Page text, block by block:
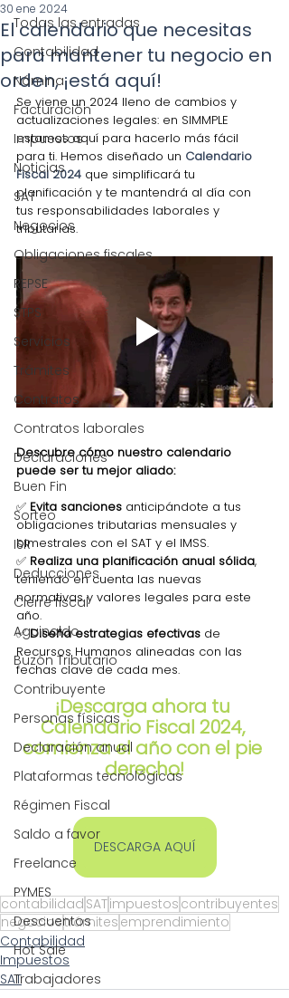
Todas las entradas
Contabilidad
Nómina
Facturación
Impuestos
Noticias
SAT
Negocios
Obligaciones fiscales
REPSE
STPS
Servicios
Trámites
Contratos
Contratos laborales
Declaraciones
Buen Fin
Sorteo
ISR
Deducciones
Cierre fiscal
Aguinaldo
Buzón Tributario
Contribuyente
Personas físicas
Declaración anual
Plataformas tecnológicas
Régimen Fiscal
Saldo a favor
Freelance
PYMES
Descuentos
Hot Sale
Trabajadores
El calendario que necesitas
para mantener tu negocio en
orden, ¡está aquí!
30 ene 2024
Se viene un 2024 lleno de cambios y
actualizaciones legales: en SIMMPLE
estamos aquí para hacerlo más fácil
para ti. Hemos diseñado un Calendario
Fiscal 2024 que simplificará tu
planificación y te mantendrá al día con
tus responsabilidades laborales y
tributarias.
Descubre cómo nuestro calendario
puede ser tu mejor aliado:
✅ Evita sanciones anticipándote a tus
obligaciones tributarias mensuales y
bimestrales con el SAT y el IMSS.
✅ Realiza una planificación anual sólida,
teniendo en cuenta las nuevas
normativas y valores legales para este
año.
✅ Diseña estrategias efectivas de
Recursos Humanos alineadas con las
fechas clave de cada mes.
¡Descarga ahora tu
Calendario Fiscal 2024,
comienza el año con el pie
derecho!
DESCARGA AQUÍ
contabilidad SATimpuestos contribuyentes
negociostrámites emprendimiento
Contabilidad
Impuestos
SAT